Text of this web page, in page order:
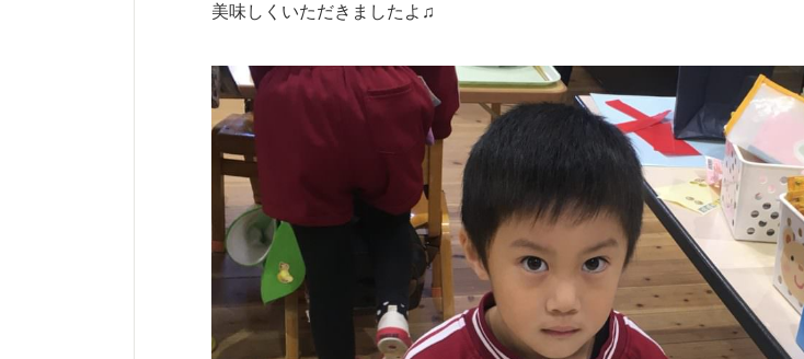
美味しくいただきましたよ♫